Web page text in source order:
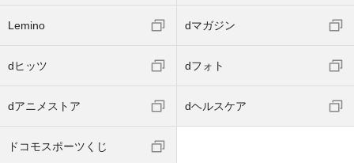
Lemino dマガジン
dヒッツ dフォト
dアニメストア dヘルスケア
ドコモスポーツくじ